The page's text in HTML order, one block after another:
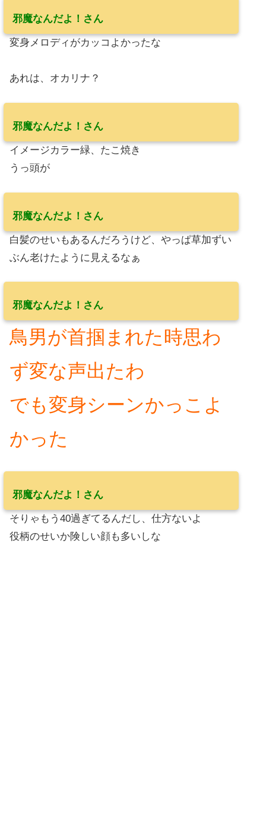
邪魔なんだよ！さん
変身メロディがカッコよかったな
あれは、オカリナ？
邪魔なんだよ！さん
イメージカラー緑、たこ焼き
うっ頭が
邪魔なんだよ！さん
白髪のせいもあるんだろうけど、やっぱ草加ずい
ぶん老けたように見えるなぁ
邪魔なんだよ！さん
鳥男が首掴まれた時思わ
ず変な声出たわ
でも変身シーンかっこよ
かった
邪魔なんだよ！さん
そりゃもう40過ぎてるんだし、仕方ないよ
役柄のせいか険しい顔も多いしな